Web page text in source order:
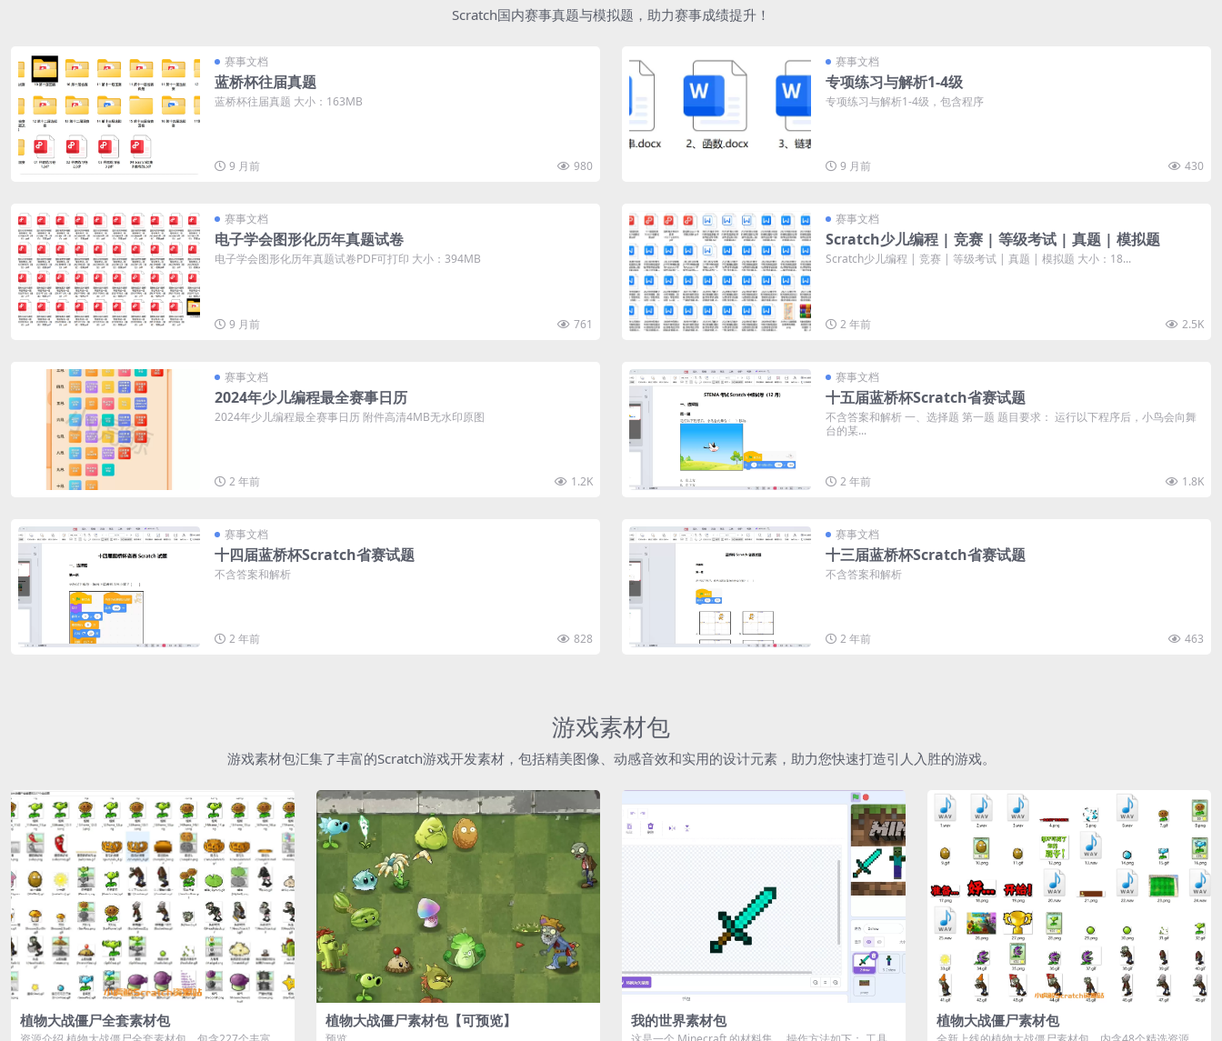
Scratch国内赛事真题与模拟题，助力赛事成绩提升！
赛事文档
蓝桥杯往届真题
蓝桥杯往届真题 大小：163MB
9 月前 980
赛事文档
专项练习与解析1-4级
专项练习与解析1-4级，包含程序
9 月前 430
赛事文档
电子学会图形化历年真题试卷
电子学会图形化历年真题试卷PDF可打印 大小：394MB
9 月前 761
赛事文档
Scratch少儿编程 | 竞赛 | 等级考试 | 真题 | 模拟题
Scratch少儿编程 | 竞赛 | 等级考试 | 真题 | 模拟题 大小：18...
2 年前 2.5K
赛事文档
2024年少儿编程最全赛事日历
2024年少儿编程最全赛事日历 附件高清4MB无水印原图
2 年前 1.2K
赛事文档
十五届蓝桥杯Scratch省赛试题
不含答案和解析 一、选择题 第一题 题目要求： 运行以下程序后，小鸟会向舞
台的某...
2 年前 1.8K
赛事文档
十四届蓝桥杯Scratch省赛试题
不含答案和解析
2 年前 828
赛事文档
十三届蓝桥杯Scratch省赛试题
不含答案和解析
2 年前 463
游戏素材包
游戏素材包汇集了丰富的Scratch游戏开发素材，包括精美图像、动感音效和实用的设计元素，助力您快速打造引人入胜的游戏。
植物大战僵尸全套素材包 植物大战僵尸素材包【可预览】 我的世界素材包 植物大战僵尸素材包